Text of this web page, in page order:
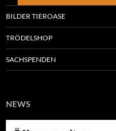
BILDER TIEROASE
TRÖDELSHOP
SACHSPENDEN
NEWS